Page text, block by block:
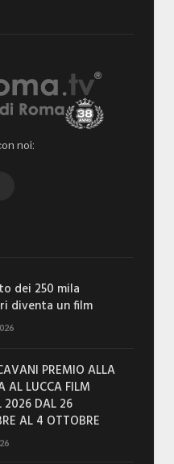
noi:
dei 250 mila
diventa un film
PREMIO ALLA
AL LUCCA FILM
2026 DAL 26
AL 4 OTTOBRE